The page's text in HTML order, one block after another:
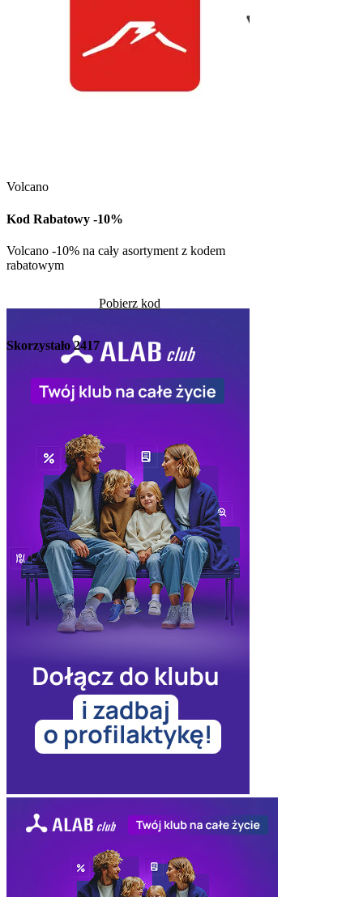
Volcano
Kod Rabatowy -10%
Volcano -10% na cały asortyment z kodem
rabatowym
Pobierz kod
Skorzystało2417